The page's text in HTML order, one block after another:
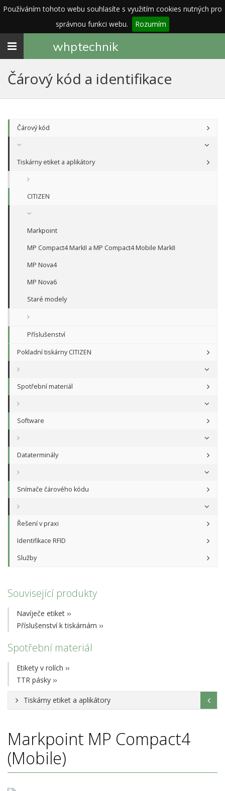
Používáním tohoto webu souhlasíte s využitím cookies nutných pro
správnou funkci webu.
Rozumím
Toggle
whptechnik
Čárový kód a identifikace
Čárový kód
Tiskárny etiket a aplikátory
CITIZEN
Markpoint
MP Compact4 MarkII a MP Compact4 Mobile MarkII
MP Nova4
MP Nova6
Staré modely
Příslušenství
Pokladní tiskárny CITIZEN
Spotřební materiál
Software
Dataterminály
Snímače čárového kódu
Řešení v praxi
Identifikace RFID
Služby
Související produkty
Navíječe etiket ››
Příslušenství k tiskárnám ››
Spotřební materiál
Etikety v rolích ››
TTR pásky ››
Tiskárny etiket a aplikátory
Markpoint MP Compact4
(Mobile)